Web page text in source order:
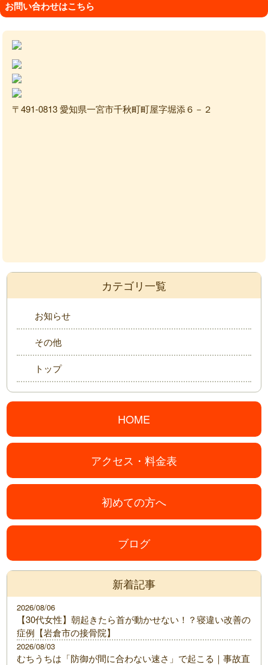
お問い合わせはこちら
〒491-0813 愛知県一宮市千秋町町屋字堀添６－２
カテゴリ一覧
お知らせ
その他
トップ
HOME
アクセス・料金表
初めての方へ
ブログ
新着記事
【30代女性】朝起きたら首が動かせない！？寝違い改善の
症例【岩倉市の接骨院】
2026/08/06
むちうちは「防御が間に合わない速さ」で起こる｜事故直
2026/08/03